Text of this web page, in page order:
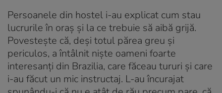
Persoanele din hostel i-au explicat cum stau
lucrurile în oraș și la ce trebuie să aibă grijă.
Povestește că, deși totul părea greu și
periculos, a întâlnit niște oameni foarte
interesanți din Brazilia, care făceau tururi și care
i-au făcut un mic instructaj. L-au încurajat